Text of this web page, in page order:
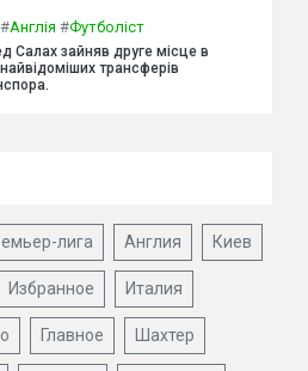
#Англія #Футболіст
Салах зайняв друге місце в
трансферів
лига Англия Киев
Избранное Италия
Главное Шахтер